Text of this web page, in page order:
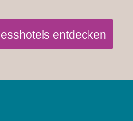
entdecken